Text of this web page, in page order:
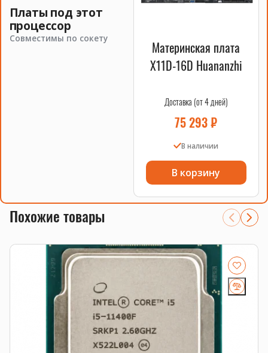
накопители.
Платы под этот
процессор
Совместимы по сокету
Материнская плата
X11D-16D Huananzhi
Доставка (от 4 дней)
75 293₽
В наличии
В корзину
Похожие товары